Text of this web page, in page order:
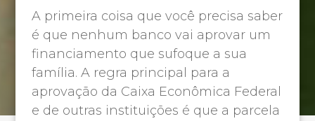
A primeira coisa que você precisa saber
é que nenhum banco vai aprovar um
financiamento que sufoque a sua
família. A regra principal para a
aprovação da Caixa Econômica Federal
e de outras instituições é que a parcela